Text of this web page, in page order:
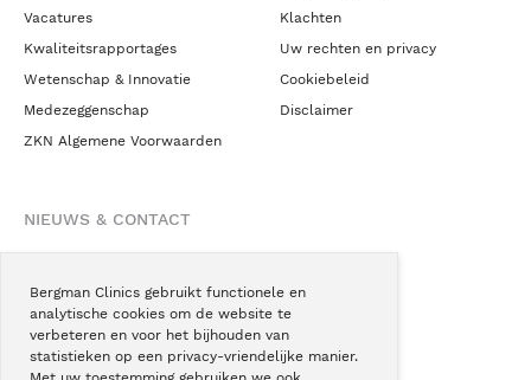
Bergman Clinics gebruikt functionele en
analytische cookies om de website te
verbeteren en voor het bijhouden van
statistieken op een privacy-vriendelijke manier.
Vacatures
Kwaliteitsrapportages
Wetenschap & Innovatie
Medezeggenschap
ZKN Algemene Voorwaarden
Klachten
Uw rechten en privacy
Cookiebeleid
Disclaimer
NIEUWS & CONTACT
Blogs
Podcast
Pressroom